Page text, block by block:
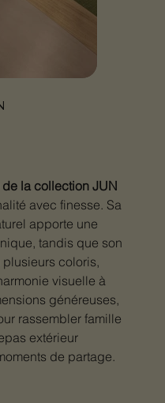
la collection JUN
avec finesse. Sa
apporte une
tandis que son
coloris,
visuelle à
généreuses,
rassembler famille
extérieur
de partage.